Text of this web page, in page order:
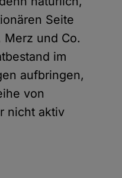
Seite
und Co.
im
aufbringen,
von
nicht aktiv